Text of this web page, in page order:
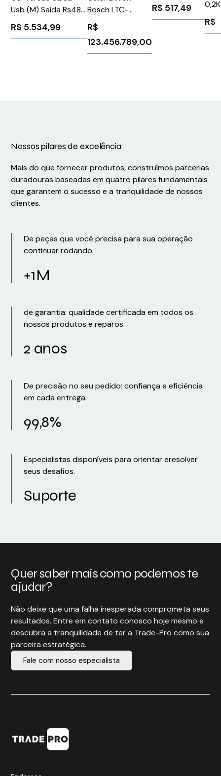
Usb (M) Saída Rs485
Siemens
6GK15710BA000AA0
R$ 5.534,99
Bosch LTC-
0455/21
R$
123.456.789,00
F 5Pin M12 M 5
Pin 7/8" 1M
R$ 517,49
R$
Nossos pilares de excelência
Mais do que fornecer produtos, construímos parcerias
duradouras baseadas em quatro pilares fundamentais
que garantem o sucesso e a tranquilidade de nossos
clientes.
De peças que você precisa para sua operação
continuar rodando.
+1M
de garantia: qualidade certificada em todos os
nossos produtos e reparos.
2 anos
De precisão no seu pedido: confiança e eficiência
em cada entrega.
99,8%
Especialistas disponíveis para orientar eresolver
seus desafios.
Suporte
Quer saber mais como podemos te
ajudar?
Não deixe que uma falha inesperada comprometa seus
resultados. Entre em contato conosco hoje mesmo e
descubra a tranquilidade de ter a Trade-Pro como sua
parceira estratégica.
Fale com nosso especialista